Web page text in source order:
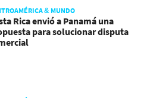
& MUNDO
Rica envió a Panamá una
para solucionar disputa